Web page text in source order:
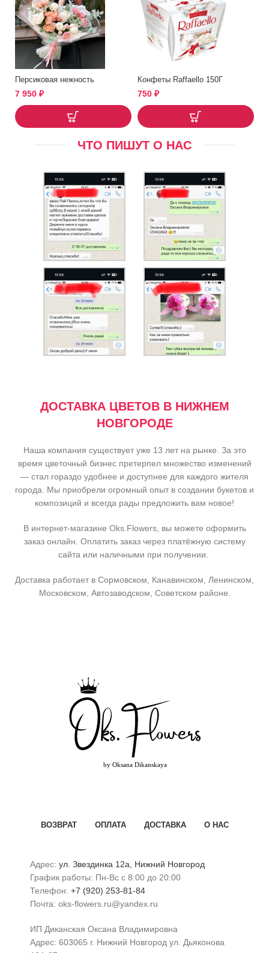
Персиковая нежность
7 950 ₽
Конфеты Raffaello 150Г
750 ₽
ЧТО ПИШУТ О НАС
ДОСТАВКА ЦВЕТОВ В НИЖНЕМ
НОВГОРОДЕ
Наша компания существует уже 13 лет на рынке. За это
время цветочный бизнес претерпел множество изменений
— стал гораздо удобнее и доступнее для каждого жителя
города. Мы приобрели огромный опыт в создании букетов и
композиций и всегда рады предложить вам новое!
В интернет-магазине Oks.Flowers, вы можете оформить
заказ онлайн. Оплатить заказ через платёжную систему
сайта или наличными при получении.
Доставка работает в Сормовском, Канавинском, Ленинском,
Московском, Автозаводском, Советском районе.
ВОЗВРАТ ОПЛАТА ДОСТАВКА О НАС
Адрес: ул. Звездинка 12а, Нижний Новгород
График работы: Пн-Вс с 8:00 до 20:00
Телефон: +7 (920) 253-81-84
Почта: oks-flowers.ru@yandex.ru
ИП Диканская Оксана Владимировна
Адрес: 603065 г. Нижний Новгород ул. Дьяконова